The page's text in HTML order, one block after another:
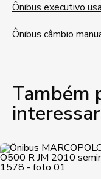
Ônibus executivo
Ônibus câmbio
Também
interessar